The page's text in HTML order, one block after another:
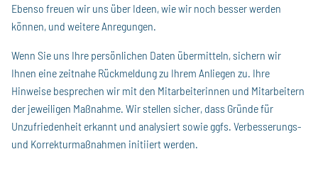
Ebenso freuen wir uns über Ideen, wie wir noch besser werden
können, und weitere Anregungen.
Wenn Sie uns Ihre persönlichen Daten übermitteln, sichern wir
Ihnen eine zeitnahe Rückmeldung zu Ihrem Anliegen zu. Ihre
Hinweise besprechen wir mit den Mitarbeiterinnen und Mitarbeitern
der jeweiligen Maßnahme. Wir stellen sicher, dass Gründe für
Unzufriedenheit erkannt und analysiert sowie ggfs. Verbesserungs-
und Korrekturmaßnahmen initiiert werden.